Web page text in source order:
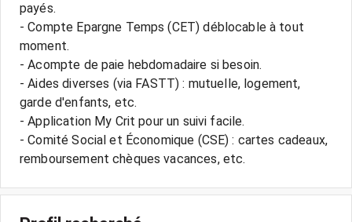
payés.
- Compte Epargne Temps (CET) déblocable à tout
moment.
- Acompte de paie hebdomadaire si besoin.
- Aides diverses (via FASTT) : mutuelle, logement,
garde d'enfants, etc.
- Application My Crit pour un suivi facile.
- Comité Social et Économique (CSE) : cartes cadeaux,